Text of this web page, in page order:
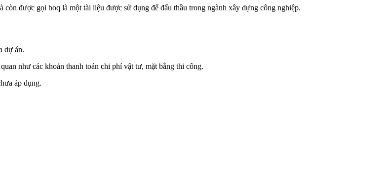
được gọi boq là một tài liệu được sử dụng để đấu thầu trong ngành xây dựng công nghiệp.
dự án.
như các khoản thanh toán chi phí vật tư, mặt bằng thi công.
áp dụng.